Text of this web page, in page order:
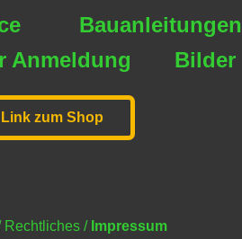
Bauanleitungen
Anmeldung Bilder
Link zum Shop
Rechtliches / Impressum